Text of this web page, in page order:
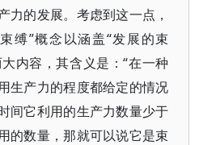
力的发展。考虑到这一点，
缚”概念以涵盖“发展的束
内容，其含义是：“在一种
生产力的程度都给定的情况
间它利用的生产力数量少于
的数量，那就可以说它是束